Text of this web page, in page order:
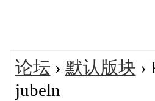
论坛 › 默认版块 ›
jubeln